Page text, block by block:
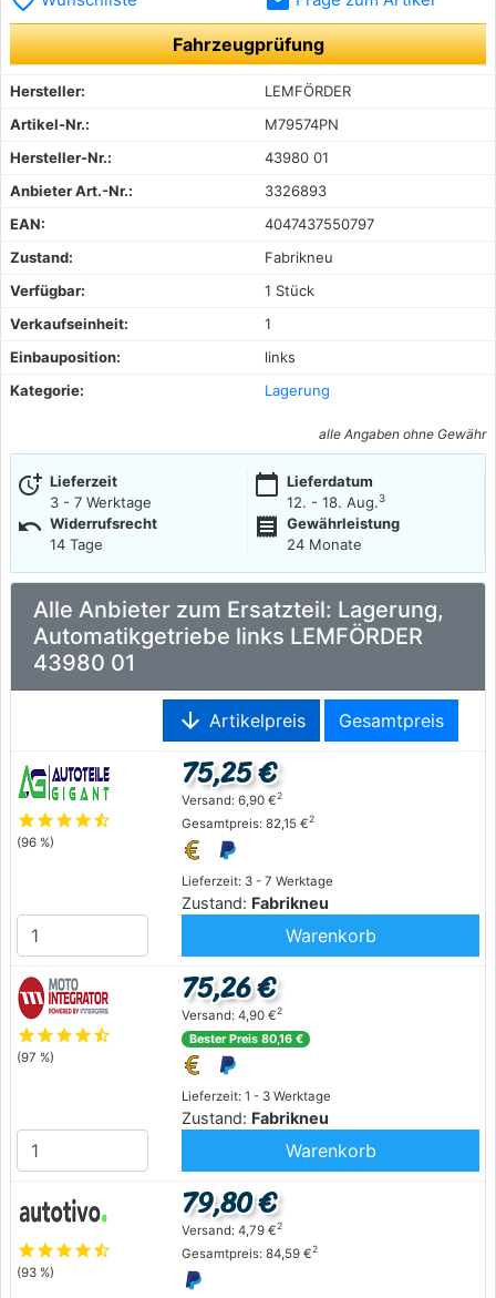
Fahrzeugprüfung
Hersteller:
LEMFÖRDER
Artikel-Nr.:
M79574PN
Hersteller-Nr.:
43980 01
Anbieter Art.-Nr.:
3326893
EAN:
4047437550797
Zustand:
Fabrikneu
Verfügbar:
1 Stück
Verkaufseinheit:
1
Einbauposition:
links
Kategorie:
Lagerung
alle Angaben ohne Gewähr
more_time Lieferzeit
3 - 7 Werktage
calendar_today Lieferdatum
12. - 18. Aug.3
undo Widerrufsrecht
14 Tage
receipt
Gewährleistung
24 Monate
Alle Anbieter zum Ersatzteil: Lagerung,
Automatikgetriebe links LEMFÖRDER
43980 01
arrow_downward Artikelpreis Gesamtpreis
starstarstarstarstar_half
(96 %)
Lieferzeit: 3 - 7 Werktage
Zustand: Fabrikneu
75,25 €
Versand: 6,90 €2
Gesamtpreis: 82,15 €2
Warenkorb
starstarstarstarstar_half
(97 %)
Lieferzeit: 1 - 3 Werktage
Zustand: Fabrikneu
75,26 €
Versand: 4,90 €2
Bester Preis 80,16 €
Warenkorb
starstarstarstarstar_half
(93 %)
79,80 €
Versand: 4,79 €2
Gesamtpreis: 84,59 €2